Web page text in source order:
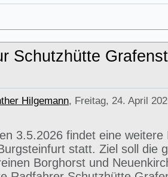
Schutzhütte
Hilgemann, Freitag, 24. April
3.5.2026 findet eine weitere
statt. Ziel soll die
Borghorst und